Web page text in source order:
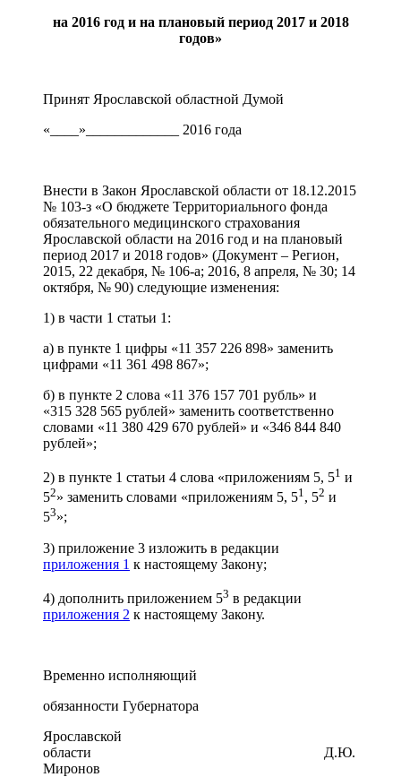
на 2016 год и на плановый период 2017 и 2018
годов»
Принят Ярославской областной Думой
«____»_____________ 2016 года
Внести в Закон Ярославской области от 18.12.2015
№ 103-з «О бюджете Территориального фонда
обязательного медицинского страхования
Ярославской области на 2016 год и на плановый
период 2017 и 2018 годов» (Документ – Регион,
2015, 22 декабря, № 106-а; 2016, 8 апреля, № 30; 14
октября, № 90) следующие изменения:
1) в части 1 статьи 1:
а) в пункте 1 цифры «11 357 226 898» заменить
цифрами «11 361 498 867»;
б) в пункте 2 слова «11 376 157 701 рубль» и
«315 328 565 рублей» заменить соответственно
словами «11 380 429 670 рублей» и «346 844 840
рублей»;
2) в пункте 1 статьи 4 слова «приложениям 5, 51 и
52» заменить словами «приложениям 5, 51 , 52 и
53»;
3) приложение 3 изложить в редакции
приложения 1 к настоящему Закону;
4) дополнить приложением 53 в редакции
приложения 2 к настоящему Закону.
Временно исполняющий
обязанности Губернатора
Ярославской
области Д.Ю.
Миронов